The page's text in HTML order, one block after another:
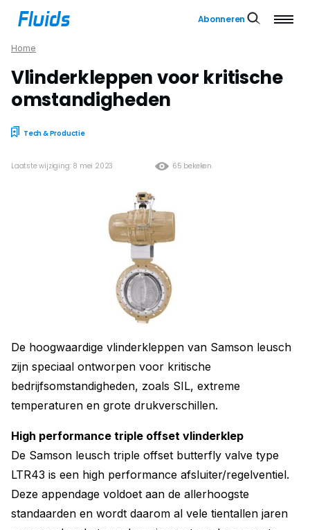
Abonneren
Home
Vlinderkleppen voor kritische
omstandigheden
Tech & Productie
65 bekeken
Laatste wijziging: 8 mei 2023
De hoogwaardige vlinderkleppen van Samson leusch
zijn speciaal ontworpen voor kritische
bedrijfsomstandigheden, zoals SIL, extreme
temperaturen en grote drukverschillen.
High performance triple offset vlinderklep
De Samson leusch triple offset butterfly valve type
LTR43 is een high performance afsluiter/regelventiel.
Deze appendage voldoet aan de allerhoogste
standaarden en wordt daarom al vele tientallen jaren